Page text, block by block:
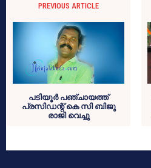
PREVIOUS ARTICLE
പടിയൂര്‍ പഞ്ചായത്ത്
പ്രസിഡന്റ് കെ സി ബിജു
രാജി വെച്ചു